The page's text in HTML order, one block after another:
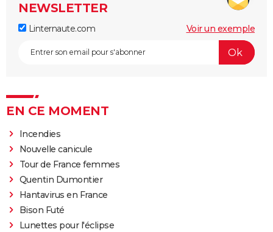
NEWSLETTER
Linternaute.com Voir un exemple
EN CE MOMENT
Incendies
Nouvelle canicule
Tour de France femmes
Quentin Dumontier
Hantavirus en France
Bison Futé
Lunettes pour l'éclipse